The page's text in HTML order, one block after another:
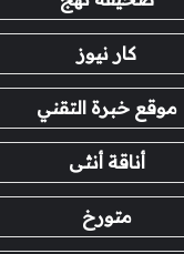
كار نيوز
موقع خبرة التقني
أناقة أنثى
متورخ